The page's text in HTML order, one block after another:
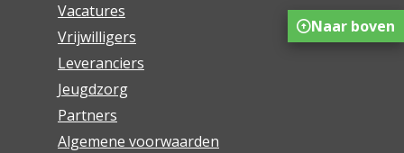
Vacatures
Vrijwilligers
Leveranciers
Jeugdzorg
Partners
Algemene voorwaarden
Naar boven